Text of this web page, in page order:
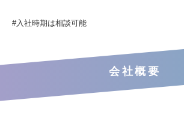
#入社時期は相談可能
会社概要